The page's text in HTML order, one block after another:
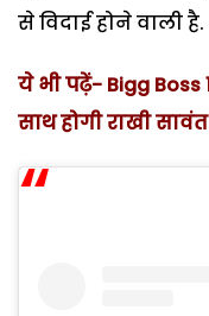
से विदाई होने वाली
ये भी पढ़ें- Bigg
साथ होगी राखी सावंत